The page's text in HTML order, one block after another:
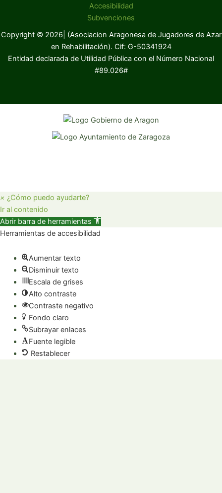
Accesibilidad
Subvenciones
Copyright © 2026| (Asociacion Aragonesa de Jugadores de Azar
en Rehabilitación). Cif: G-50341924
Entidad declarada de Utilidad Pública con el Número Nacional
#89.026#
× ¿Cómo puedo ayudarte?
Ir al contenido
Abrir barra de herramientas
Herramientas de accesibilidad
Aumentar texto
Disminuir texto
Escala de grises
Alto contraste
Contraste negativo
Fondo claro
Subrayar enlaces
Fuente legible
Restablecer